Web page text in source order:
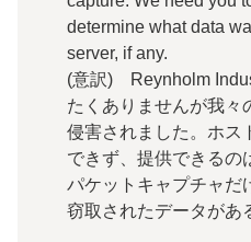
determine what data
server, if any.
(意訳) Reynholm
たくありませんが我々
侵害されました。ホス
できず、提供できるの
パケットキャプチャだ
窃取されたデータがあ